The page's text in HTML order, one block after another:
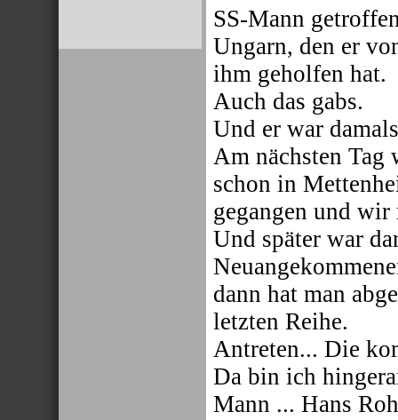
SS-Mann
Ungarn, den er
ihm geholfen hat.
Auch das gabs.
Und er war
Am nächsten
schon in
gegangen und
Und später war
dann hat man
letzten Reihe.
Antreten... Die
Da bin ich
Mann ... Hans